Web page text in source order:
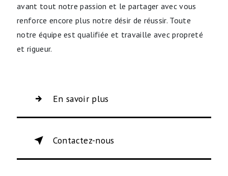
avant tout notre passion et le partager avec vous
renforce encore plus notre désir de réussir. Toute
notre équipe est qualifiée et travaille avec propreté
et rigueur.
En savoir plus
Contactez-nous